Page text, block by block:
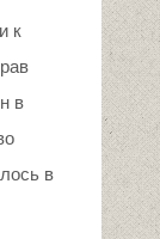
к
в
в